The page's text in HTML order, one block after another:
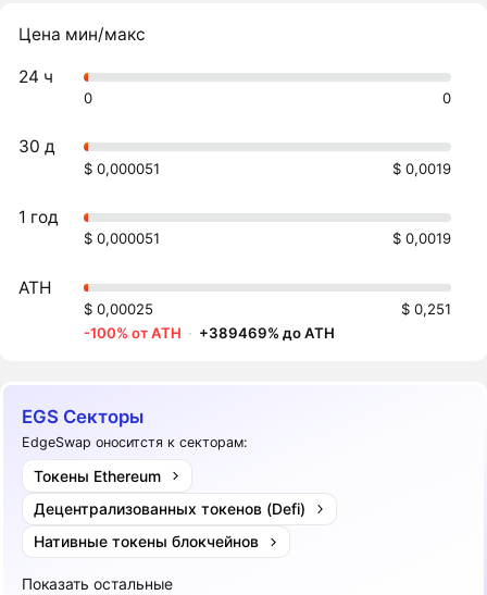
Цена мин/макс
24 ч
0 0
30 д
$ 0,000051 $ 0,0019
1 год
$ 0,000051 $ 0,0019
ATH
$ 0,00025
$ 0,251
-100% от ATH · +389469% до ATH
EGS Секторы
EdgeSwap оноситстя к секторам:
Токены Ethereum
Децентрализованных токенов (Defi)
Нативные токены блокчейнов
Показать остальные